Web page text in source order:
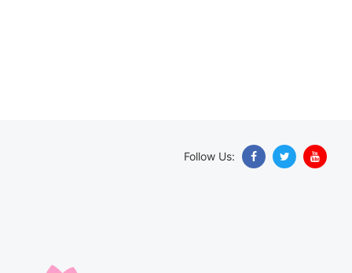
Follow Us: